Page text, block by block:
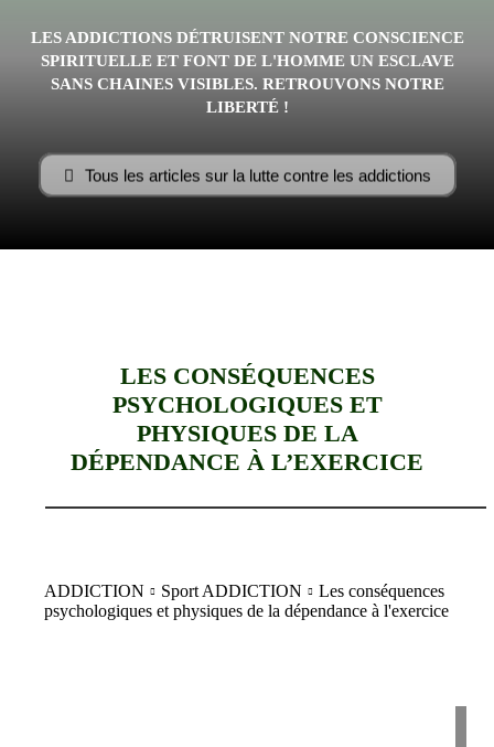
–
AFF
LES ADDICTIONS DÉTRUISENT NOTRE CONSCIENCE
SPIRITUELLE ET FONT DE L'HOMME UN ESCLAVE
SANS CHAINES VISIBLES. RETROUVONS NOTRE
LIBERTÉ !
Tous les articles sur la lutte contre les addictions
LES CONSÉQUENCES
PSYCHOLOGIQUES ET
PHYSIQUES DE LA
DÉPENDANCE À L’EXERCICE
ADDICTION Sport ADDICTION
Les conséquences
psychologiques et physiques de la dépendance à l'exercice